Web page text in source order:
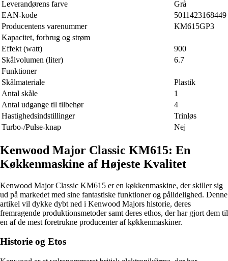
Leverandørens farve
Grå
EAN-kode
5011423168449
Producentens varenummer
KM615GP3
Kapacitet, forbrug og strøm
Effekt (watt)
900
Skålvolumen (liter)
6.7
Funktioner
Skålmateriale
Plastik
Antal skåle
1
Antal udgange til tilbehør
4
Hastighedsindstillinger
Trinløs
Turbo-/Pulse-knap
Nej
Kenwood Major Classic KM615: En
Køkkenmaskine af Højeste Kvalitet
Kenwood Major Classic KM615 er en køkkenmaskine, der skiller sig
ud på markedet med sine fantastiske funktioner og pålidelighed. Denne
artikel vil dykke dybt ned i Kenwood Majors historie, deres
fremragende produktionsmetoder samt deres ethos, der har gjort dem til
en af de mest foretrukne producenter af køkkenmaskiner.
Historie og Etos